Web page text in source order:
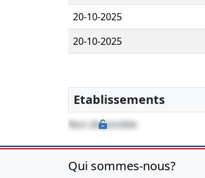
20-10-2025
20-10-2025
Etablissements
Non disponible
Qui sommes-nous?